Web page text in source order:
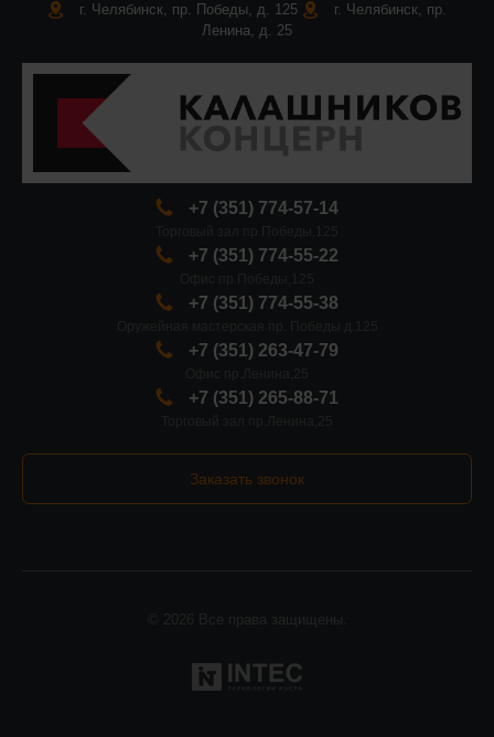
г. Челябинск, пр. Победы, д. 125
г. Челябинск, пр.
Ленина, д. 25
+7 (351) 774-57-14
+7 (351) 774-55-22
+7 (351) 774-55-38
+7 (351) 263-47-79
+7 (351) 265-88-71
Заказать звонок
© 2026 Все права защищены.